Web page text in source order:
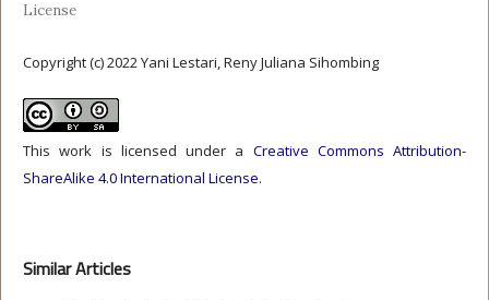
License
Copyright (c) 2022 Yani Lestari, Reny Juliana Sihombing
This work is licensed under a Creative Commons Attribution-
ShareAlike 4.0 International License.
Similar Articles